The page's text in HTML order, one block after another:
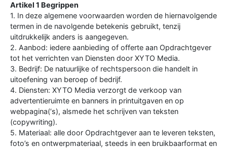
Artikel 1 Begrippen
1. In deze algemene voorwaarden worden de hiernavolgende
termen in de navolgende betekenis gebruikt, tenzij
uitdrukkelijk anders is aangegeven.
2. Aanbod: iedere aanbieding of offerte aan Opdrachtgever
tot het verrichten van Diensten door XYTO Media.
3. Bedrijf: De natuurlijke of rechtspersoon die handelt in
uitoefening van beroep of bedrijf.
4. Diensten: XYTO Media verzorgt de verkoop van
advertentieruimte en banners in printuitgaven en op
webpagina(‘s), alsmede het schrijven van teksten
(copywriting).
5. Materiaal: alle door Opdrachtgever aan te leveren teksten,
foto’s en ontwerpmateriaal, steeds in een bruikbaarformat en